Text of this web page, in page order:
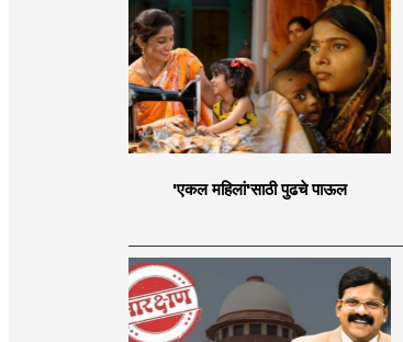
'एकल महिलां'साठी पुढचे पाऊल